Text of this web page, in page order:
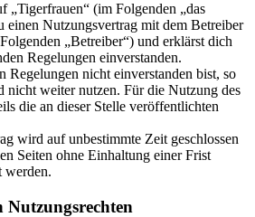
„Tigerfrauen“ (im Folgenden „das
einen Nutzungsvertrag mit dem Betreiber
„Betreiber“) und erklärst dich
Regelungen einverstanden.
Regelungen nicht einverstanden bist, so
nicht weiter nutzen. Für die Nutzung des
die an dieser Stelle veröffentlichten
wird auf unbestimmte Zeit geschlossen
Seiten ohne Einhaltung einer Frist
werden.